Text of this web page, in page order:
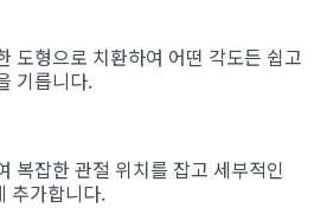
도형으로 치환하여 어떤 각도든 쉽고
기릅니다.
복잡한 관절 위치를 잡고 세부적인
추가합니다.